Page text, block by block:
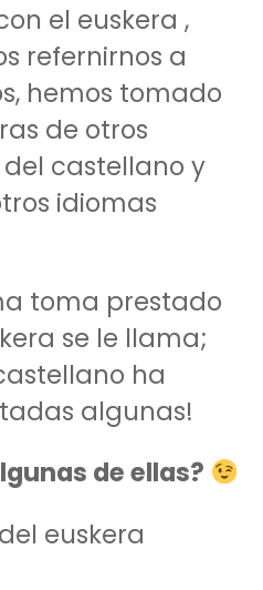
el euskera ,
refernirnos a
hemos tomado
de otros
castellano y
idiomas
toma prestado
se le llama;
ha
algunas!
de ellas?
euskera